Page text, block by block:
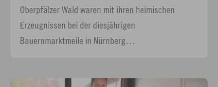
Oberpfälzer Wald waren mit ihren heimischen
Erzeugnissen bei der diesjährigen
Bauernmarktmeile in Nürnberg…